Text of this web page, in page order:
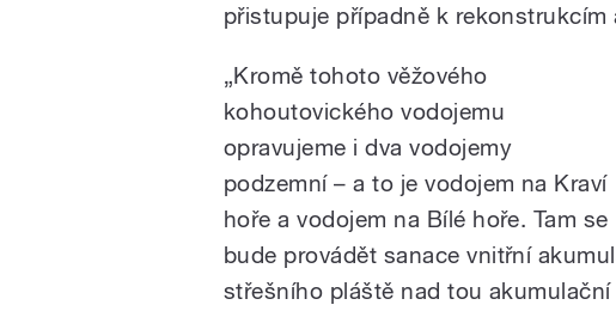
přistupuje případně k rekonstrukcím
„Kromě tohoto věžového
kohoutovického vodojemu
opravujeme i dva vodojemy
podzemní – a to je vodojem na Kraví
hoře a vodojem na Bílé hoře. Tam se
bude provádět sanace vnitřní
střešního pláště nad tou akumulační